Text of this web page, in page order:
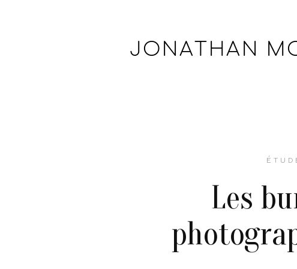
JONATHAN
Les